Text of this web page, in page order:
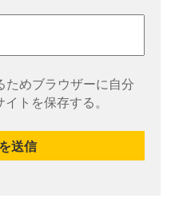
ためブラウザーに自分
トを保存する。